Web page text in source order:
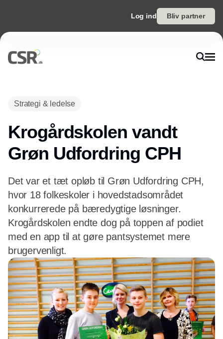
Log ind Bliv partner
Strategi & ledelse
Krogårdskolen vandt
Grøn Udfordring CPH
Det var et tæt opløb til Grøn Udfordring CPH,
hvor 18 folkeskoler i hovedstadsområdet
konkurrerede på bæredygtige løsninger.
Krogårdskolen endte dog på toppen af podiet
med en app til at gøre pantsystemet mere
brugervenligt.